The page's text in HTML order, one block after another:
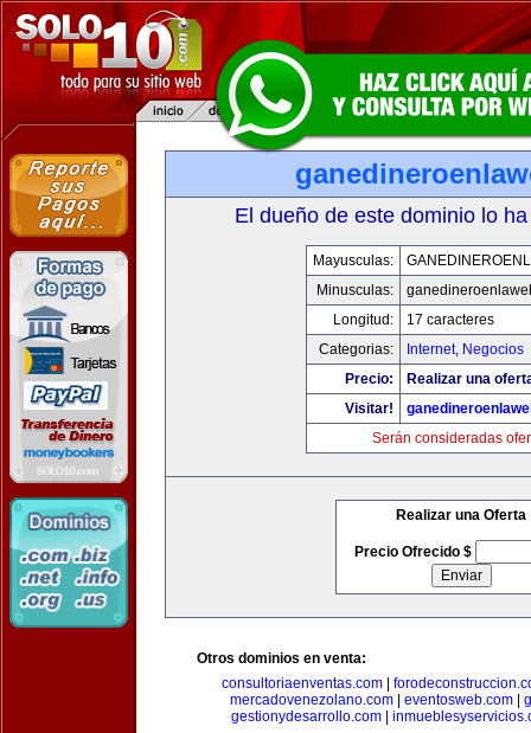
El dueño de este dominio lo
Mayusculas:
Minusculas:
Longitud:
17 caracteres
Categorias:
Internet, Negocios
Precio:
Realizar una
Visitar!
Serán consideradas
Realizar una Oferta
Precio Ofrecido $
Otros dominios en venta:
consultoriaenventas.com
mercadovenezolano.com
eventosweb.com
gestionydesarrollo.com